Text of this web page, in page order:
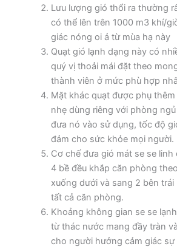
Lưu lượng gió thổi ra thường
có thể lên trên 1000 m3 khí/
giác nóng oi ả từ mùa hạ này
Quạt gió lạnh dạng này có
quý vị thoải mái đặt theo
thành viên ở mức phù hợp
Mặt khác quạt được phụ
nhẹ dùng riêng với phòng
đưa nó vào sử dụng, tốc độ
đảm cho sức khỏe mọi người.
Cơ chế đưa gió mát se se
4 bề đều khắp căn phòng
xuống dưới và sang 2 bên trái
tất cả căn phòng.
Khoảng không gian se se
từ thác nước mang đầy tràn
cho người hưởng cảm giác